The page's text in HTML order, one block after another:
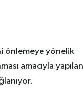
önlemeye yönelik
amacıyla yapılan